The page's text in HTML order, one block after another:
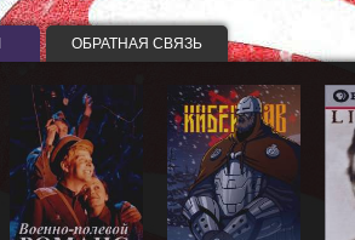
ОБРАТНАЯ СВЯЗЬ